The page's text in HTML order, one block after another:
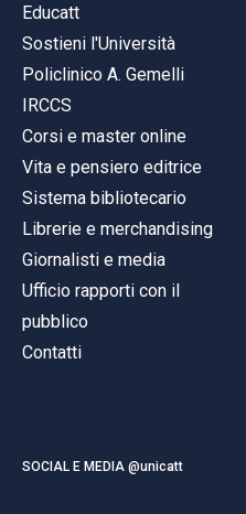
Educatt
Sostieni l'Università
Policlinico A. Gemelli
IRCCS
Corsi e master online
Vita e pensiero editrice
Sistema bibliotecario
Librerie e merchandising
Giornalisti e media
Ufficio rapporti con il
pubblico
Contatti
SOCIAL E MEDIA @unicatt